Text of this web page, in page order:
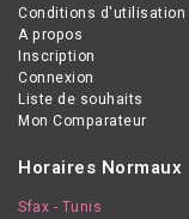
Conditions d'utilisation
A propos
Inscription
Connexion
Liste de souhaits
Mon Comparateur
Horaires Normaux
Sfax - Tunis